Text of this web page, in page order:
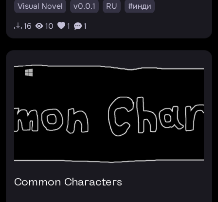
Visual Novel
v0.0.1 RU
#инди
#короткая
#настольнаяигра
16 10 1 1
Common Characters